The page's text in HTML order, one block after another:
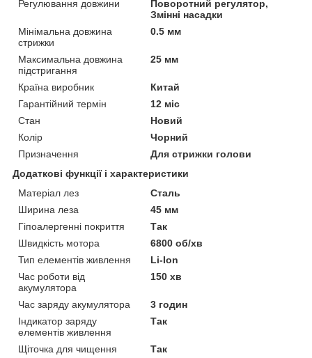
Регулювання довжини
Поворотний регулятор,
Змінні насадки
Мінімальна довжина
стрижки
0.5 мм
Максимальна довжина
підстригання
25 мм
Країна виробник
Китай
Гарантійний термін
12 міс
Стан
Новий
Колір
Чорний
Призначення
Для стрижки голови
Додаткові функції і характеристики
Матеріал лез
Сталь
Ширина леза
45 мм
Гіпоалергенні покриття
Так
Швидкість мотора
6800 об/хв
Тип елементів живлення
Li-Ion
Час роботи від
акумулятора
150 хв
Час заряду акумулятора
3 годин
Індикатор заряду
елементів живлення
Так
Щіточка для чищення Так